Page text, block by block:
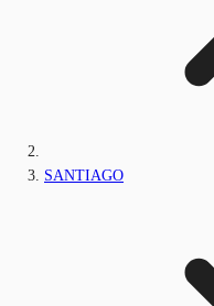
SANTIAGO